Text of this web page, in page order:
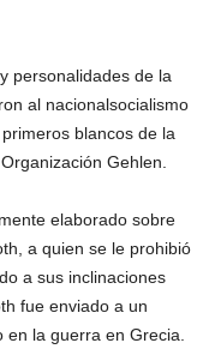
personalidades de la
al nacionalsocialismo
blancos de la
Gehlen.
elaborado sobre
a quien se le prohibió
a sus inclinaciones
fue enviado a un
la guerra en Grecia.